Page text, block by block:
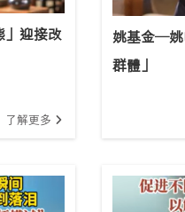
迎接改
了解更多
姚基金—姚
群體」